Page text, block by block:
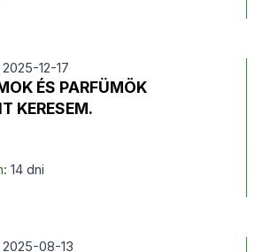
12-17
ÉS PARFÜMÖK
KERESEM.
14 dni
08-13